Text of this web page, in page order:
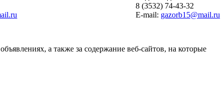
8 (3532) 74-43-32
E-mail: gazorb15@mail.ru
а также за содержание веб-сайтов, на которые